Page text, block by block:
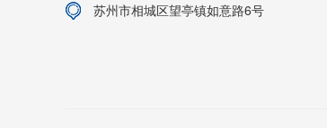
苏州市相城区望亭镇如意路6号